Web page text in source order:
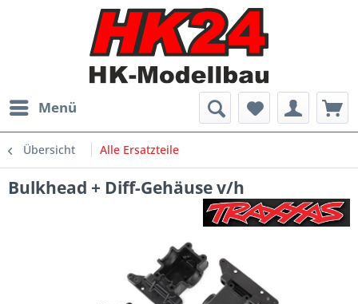
Menü
Übersicht Alle Ersatzteile
Bulkhead + Diff-Gehäuse v/h